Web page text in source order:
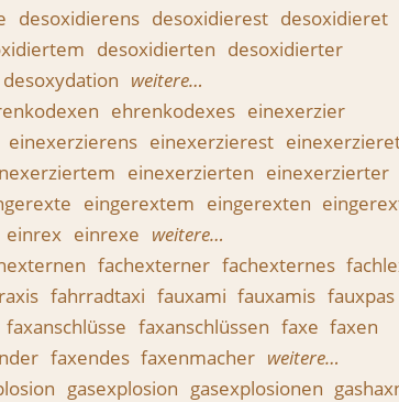
desoxidierens desoxidierest desoxidieret
desoxidierten desoxidierter
desoxydation weitere…
ehrenkodexes einexerzier
einexerzierens einexerzierest
einexerzierten einexerzierter
eingerextem eingerexten
einrex einrexe weitere…
fachexterner fachexternes
fahrradtaxi fauxami fauxamis fauxpas
faxanschlüsse faxanschlüssen faxe faxen
faxendes faxenmacher weitere…
gasexplosion gasexplosionen